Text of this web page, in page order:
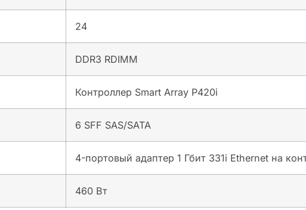
24
DDR3 RDIMM
Контроллер Smart Array P420i
6 SFF SAS/SATA
4-портовый адаптер 1 Гбит 331i Ethernet на
460 Вт